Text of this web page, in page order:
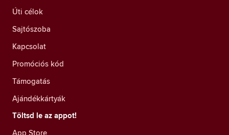
Úti célok
Sajtószoba
Kapcsolat
Promóciós kód
Támogatás
Ajándékkártyák
Töltsd le az appot!
App Store